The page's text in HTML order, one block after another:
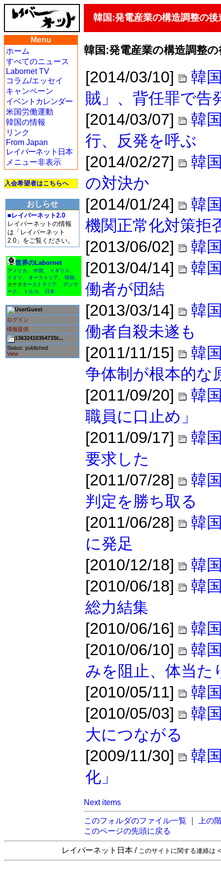
韓国:発電産業の構造調整の
Menu
ホーム
すべてのニュース
Labornet TV
コラム/エッセイ
キャンペーン
イベントカレンダー
米国労働運動
韓国の情報
リンク
From Japan
レイバーネット日本
メニュー非表示
入会希望者はこちらへ
おしらせ
■レイバーネット2.0
レイバーネットの情報
は「レイバーネット
2.0」をご覧ください。
世界のLabornet
アメリカ 中国 イギリス
ドイツ
オーストリア 韓国
カナダオーストラリア
デンマ
ーク
トルコ 日本
Guest
ログイン
情報提供
1363241035473St...
Status: published
View
韓国:発電産業の構造調整
[2014/03/10]
韓
賊」、背任罪で告
[2014/03/07]
韓
行、反発を呼ぶ
[2014/02/27]
韓
の対決か
[2014/01/24]
韓
機関正常化対策拒
[2013/06/02]
韓
[2013/04/14]
韓
働者が団結
[2013/03/14]
韓
働者自殺未遂も
[2011/11/15]
韓
争体制が根本的な
[2011/09/20]
韓
職員に口止め」
[2011/09/17]
韓
要求した
[2011/07/28]
韓
判定を勝ち取る
[2011/06/28]
韓
に発足
[2010/12/18]
韓
[2010/06/18]
韓
総力結集
[2010/06/16]
韓
[2010/06/10]
韓
みを阻止、体当た
[2010/05/11]
韓
[2010/05/03]
韓
大につながる
[2009/11/30]
韓
化」
Next items
このフォルダのファイル一覧
上の
このページの先頭に戻る
レイバーネット日本 / このサイトに関する連絡は